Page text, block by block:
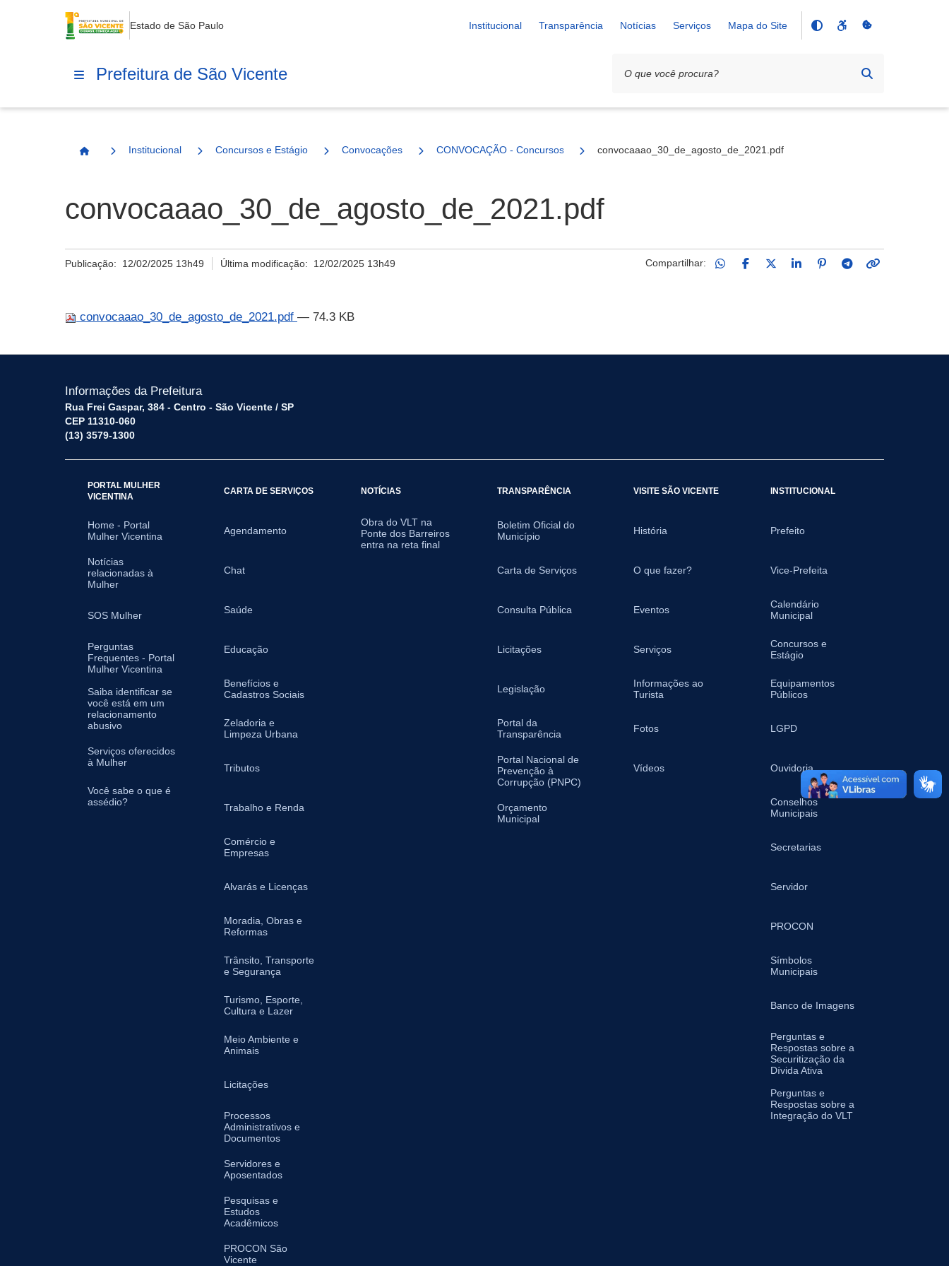
Estado de São Paulo Institucional Transparência Notícias Serviços Mapa do Site
Prefeitura de São Vicente
Página Inicial
Institucional Concursos e Estágio Convocações CONVOCAÇÃO - Concursos de 2019 e 2020convocaaao_30_de_agosto_de_2021.pdf
convocaaao_30_de_agosto_de_2021.pdf
Publicação: 12/02/2025 13h49 Última modificação: 12/02/2025 13h49 Compartilhar:
convocaaao_30_de_agosto_de_2021.pdf — 74.3 KB
Informações da Prefeitura
Rua Frei Gaspar, 384 - Centro - São Vicente / SP
CEP 11310-060
(13) 3579-1300
PORTAL MULHER
VICENTINA
Home - Portal
Mulher Vicentina
Notícias
relacionadas à
Mulher
SOS Mulher
Perguntas
Frequentes - Portal
Mulher Vicentina
Saiba identificar se
você está em um
relacionamento
abusivo
Serviços oferecidos
à Mulher
Você sabe o que é
assédio?
CARTA DE SERVIÇOS
Agendamento
Chat
Saúde
Educação
Benefícios e
Cadastros Sociais
Zeladoria e
Limpeza Urbana
Tributos
Trabalho e Renda
Comércio e
Empresas
Alvarás e Licenças
Moradia, Obras e
Reformas
Trânsito, Transporte
e Segurança
Turismo, Esporte,
Cultura e Lazer
Meio Ambiente e
Animais
Licitações
Processos
Administrativos e
Documentos
Servidores e
Aposentados
Pesquisas e
Estudos
Acadêmicos
PROCON São
Vicente
NOTÍCIAS
Obra do VLT na
Ponte dos Barreiros
entra na reta final
TRANSPARÊNCIA
Boletim Oficial do
Município
Carta de Serviços
Consulta Pública
Licitações
Legislação
Portal da
Transparência
Portal Nacional de
Prevenção à
Corrupção (PNPC)
Orçamento
Municipal
VISITE SÃO VICENTE
História
O que fazer?
Eventos
Serviços
Informações ao
Turista
Fotos
Vídeos
INSTITUCIONAL
Prefeito
Vice-Prefeita
Calendário
Municipal
Concursos e
Estágio
Equipamentos
Públicos
LGPD
Ouvidoria
Conselhos
Municipais
Secretarias
Servidor
PROCON
Símbolos
Municipais
Banco de Imagens
Perguntas e
Respostas sobre a
Securitização da
Dívida Ativa
Perguntas e
Respostas sobre a
Integração do VLT